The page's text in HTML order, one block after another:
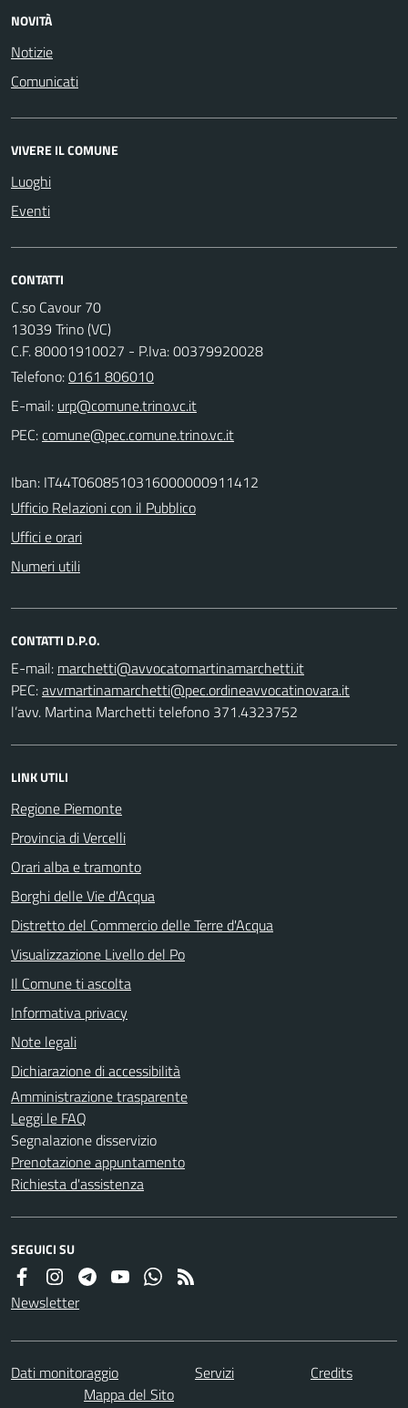
NOVITÀ
Notizie
Comunicati
VIVERE IL COMUNE
Luoghi
Eventi
CONTATTI
C.so Cavour 70
13039 Trino (VC)
C.F. 80001910027 - P.Iva: 00379920028
Telefono:0161 806010
E-mail:
PEC:
Iban: IT44T0608510316000000911412
Ufficio Relazioni con il Pubblico
Uffici e orari
Numeri utili
CONTATTI D.P.O.
E-mail:
PEC:
l’avv. Martina Marchetti telefono 371.4323752
LINK UTILI
Regione Piemonte
Provincia di Vercelli
Orari alba e tramonto
Borghi delle Vie d'Acqua
Distretto del Commercio delle Terre d'Acqua
Visualizzazione Livello del Po
Il Comune ti ascolta
Informativa privacy
Note legali
Dichiarazione di accessibilità
Amministrazione trasparente
Leggi le FAQ
Segnalazione disservizio
Prenotazione appuntamento
Richiesta d'assistenza
SEGUICI SU
Newsletter
Dati monitoraggio Servizi
Credits
Mappa del Sito